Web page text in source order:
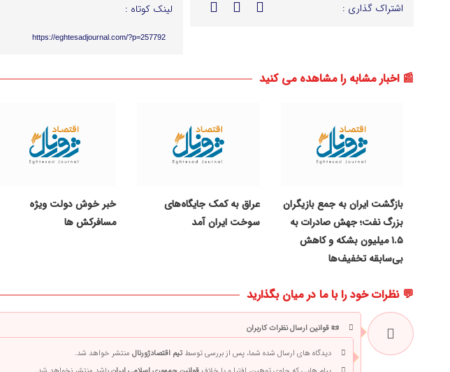
اشتراک گذاری : لینک کوتاه :
https://eghtesadjournal.com/?p=257792
📰 اخبار مشابه را مشاهده می کنید
بازگشت ایران به جمع بازیگران
بزرگ نفت؛ جهش صادرات به
۱.۵ میلیون بشکه و کاهش
بی‌سابقه تخفیف‌ها
عراق به کمک جایگاه‌های
سوخت ایران آمد
خبر خوش دولت ویژه
مسافرکش‌ ها
💬 نظرات خود را با ما در میان بگذارید
📜 قوانین ارسال نظرات کاربران
دیدگاه های ارسال شده شما، پس از بررسی توسط تیم اقتصادژورنال منتشر خواهد شد.